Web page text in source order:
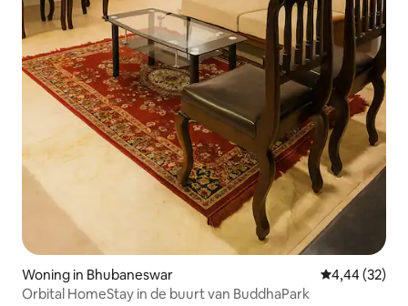
Woning in Bhubaneswar Gemiddelde
4,44 (32)
Orbital HomeStay in de buurt van BuddhaPark